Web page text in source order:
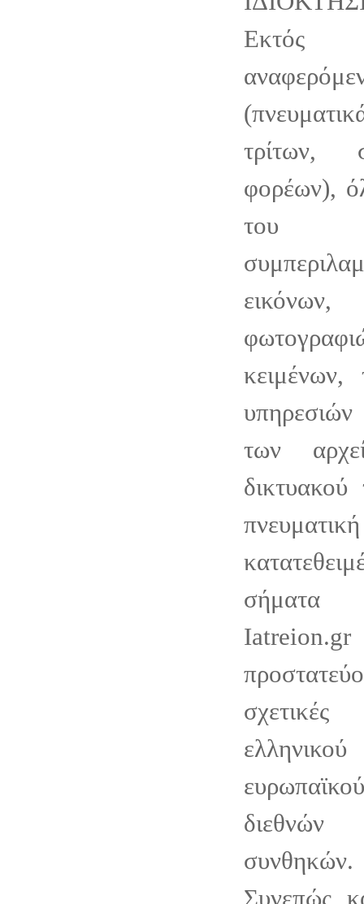
τρίτων,
φορέων),
του
κειμένων,
των
σήματα
διεθνών
συνθηκών.
Συνεπώς,